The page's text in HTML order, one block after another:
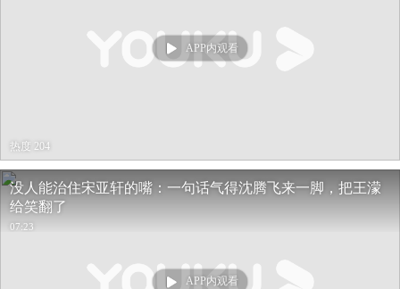
APP内观看
热度 204
没人能治住宋亚轩的嘴：一句话气得沈腾飞来一脚，把王濛
给笑翻了
07:23
APP内观看